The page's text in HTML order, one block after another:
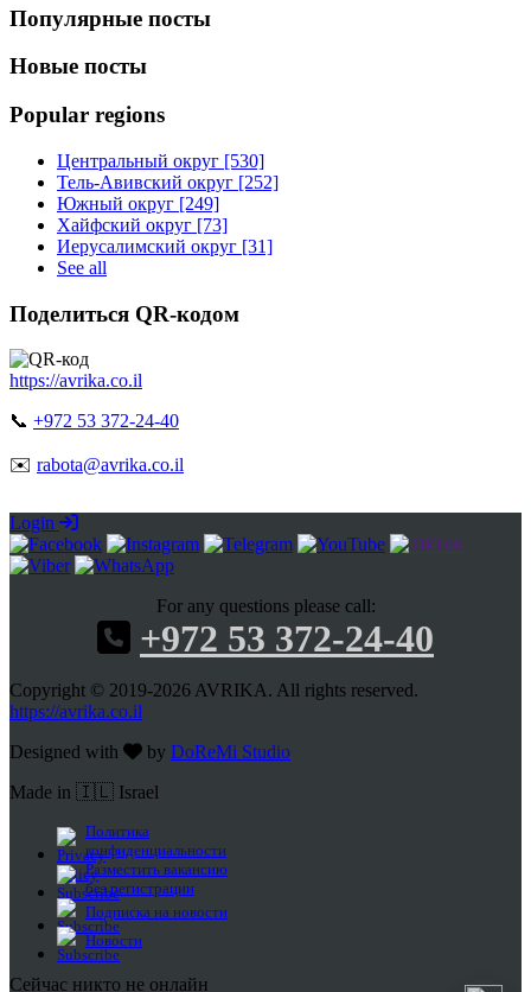
Популярные посты
Новые посты
Popular regions
Центральный округ [530]
Тель-Авивский округ [252]
Южный округ [249]
Хайфский округ [73]
Иерусалимский округ [31]
See all
Поделиться QR-кодом
https://avrika.co.il
📞 +972 53 372-24-40
✉️ rabota@avrika.co.il
Login
For any questions please call:
+972 53 372-24-40
Copyright © 2019-2026 AVRIKA. All rights reserved.
https://avrika.co.il
Designed with
by DoReMi Studio
Made in 🇮🇱 Israel
Политика
конфиденциальности
Разместить вакансию
без регистрации
Подписка на новости
Новости
Сейчас никто не онлайн